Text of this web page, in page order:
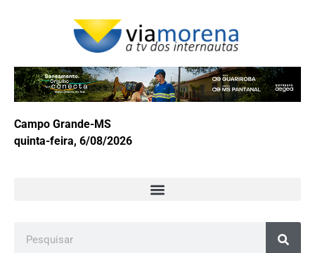
Campo Grande-MS
quinta-feira, 6/08/2026